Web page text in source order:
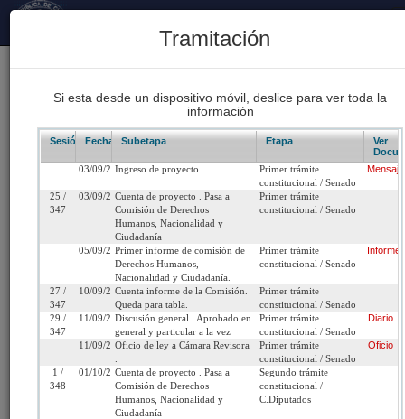
Proyectos de Ley Despachados 93
62
Boletín 3042-07
Título:
Concede, por especial gracia, la nacionalidad
chilena al sacerdote Teodoro Van Grieken Belt.
Fecha de
Martes 3 de Septiembre,
2002
Urgencia
Actual:
Sin urgencia
Tramitación
Si esta desde un dispositivo móvil, deslice para ver toda la
información
Sesión/Leg.
Fecha Subetapa Etapa
Ver
03/09/2002Ingreso de proyecto .
Primer trámite
constitucional / Senado
25 /
347
03/09/2002Cuenta de proyecto . Pasa a
Comisión de Derechos
Humanos, Nacionalidad y
Ciudadanía
Primer trámite
constitucional / Senado
05/09/2002Primer informe de comisión de
Derechos Humanos,
Nacionalidad y Ciudadanía.
Primer trámite
constitucional / Senado
Informe
27 /
347
10/09/2002Cuenta informe de la Comisión.
Queda para tabla.
Primer trámite
constitucional / Senado
29 /
347
11/09/2002Discusión general . Aprobado en
general y particular a la vez
Primer trámite
constitucional / Senado
Diario
11/09/2002Oficio de ley a Cámara Revisora
Primer trámite
constitucional / Senado
Oficio
1 /
348
01/10/2002Cuenta de proyecto . Pasa a
Comisión de Derechos
Humanos, Nacionalidad y
Ciudadanía
Segundo trámite
constitucional /
C.Diputados